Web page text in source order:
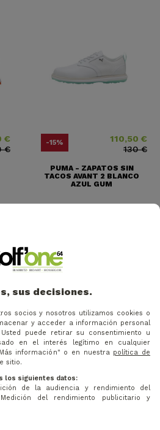
€
€
-15% Precio110,50 €
Precio base
130 €
PUMA - ZAPATOS SIN
TACOS AVANT 2 BLANCO
AZUL GUM
€
€
ECCO - ZAPATOS SIN
TACOS S-CASUAL BLUSH
sus decisiones.
socios y nosotros utilizamos cookies o
y acceder a información personal
puede retirar su consentimiento u
en el interés legítimo en cualquier
información" o en nuestra política de
sitio.
los siguientes datos:
de la audiencia y rendimiento del
Medición del rendimiento publicitario y